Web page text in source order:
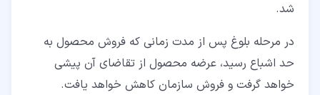
شد.
در مرحله بلوغ پس از مدت زمانی که فروش محصول به
حد اشباع رسید، عرضه محصول از تقاضای آن پیشی
خواهد گرفت و فروش سازمان کاهش خواهد یافت.